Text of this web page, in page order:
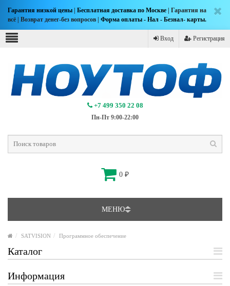
Гарантия низкой цены Бесплатная доставка по Москве | Гарантия на
всё | Возврат денег-без вопросов | Форма оплаты - Нал - Безнал- карты.
Вход Регистрация
+7 499 350 22 08
Пн-Пт 9:00-22:00
0 ₽
МЕНЮ
SATVISION Программное обеспечение
Каталог
Информация